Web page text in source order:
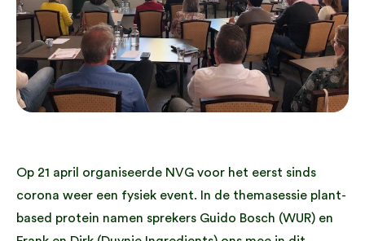
Op 21 april organiseerde NVG voor het eerst sinds
corona weer een fysiek event. In de themasessie plant-
based protein namen sprekers Guido Bosch (WUR) en